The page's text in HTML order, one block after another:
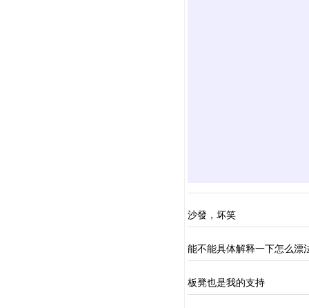
沙發，坏笑
能不能具体解释一下怎么漂
板凳也是我的支持